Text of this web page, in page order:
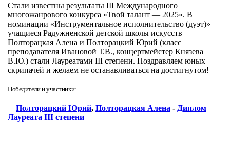
Стали известны результаты III Международного
многожанрового конкурса «Твой талант — 2025». В
номинации «Инструментальное исполнительство (дуэт)»
учащиеся Радужненской детской школы искусств
Полторацкая Алена и Полторацкий Юрий (класс
преподавателя Ивановой Т.В., концертмейстер Князева
В.Ю.) стали Лауреатами III степени. Поздравляем юных
скрипачей и желаем не останавливаться на достигнутом!
Победители и участники:
Полторацкий Юрий, Полторацкая Алена - Диплом
Лауреата III степени